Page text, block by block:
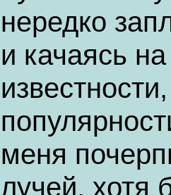
нередко
и качаясь
меня
лучей, хотя